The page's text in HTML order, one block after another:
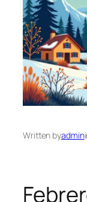
Written byadmin